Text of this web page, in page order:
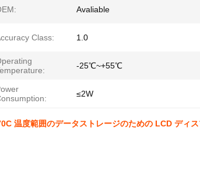
Avaliable
Class: 1.0
-25℃~+55℃
≤2W
温度範囲のデータストレージのための LCD ディ